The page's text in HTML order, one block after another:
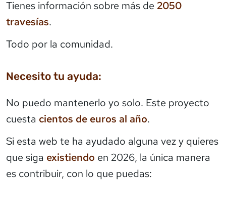
Tienes información sobre más de 2050
travesías.
Todo por la comunidad.
Necesito tu ayuda:
No puedo mantenerlo yo solo. Este proyecto
cuesta cientos de euros al año.
Si esta web te ha ayudado alguna vez y quieres
que siga existiendo en 2026, la única manera
es contribuir, con lo que puedas: